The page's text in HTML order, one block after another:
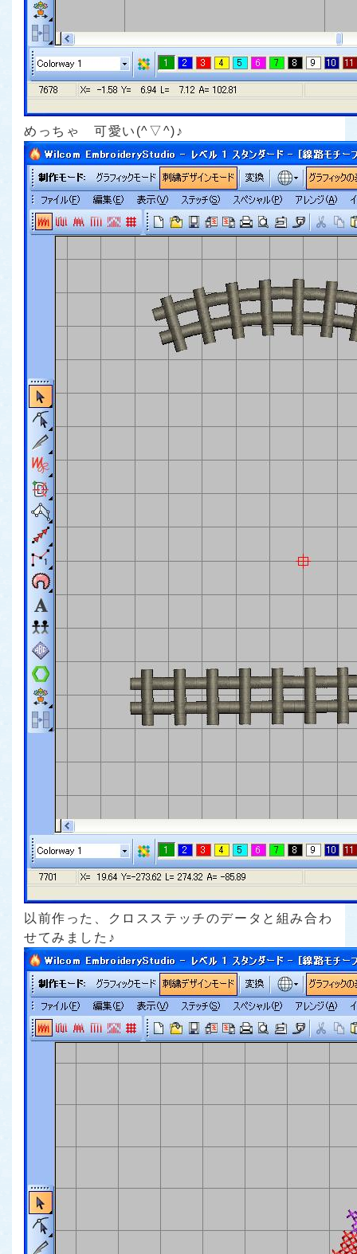
めっちゃ 可愛い(^▽^)♪
以前作った、クロスステッチのデータと組み合わ
せてみました♪